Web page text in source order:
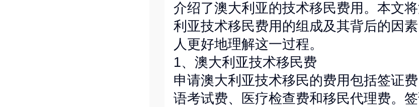
介绍了澳大利亚的技术移民费用。本文
利亚技术移民费用的组成及其背后的因
人更好地理解这一过程。
1、澳大利亚技术移民费
申请澳大利亚技术移民的费用包括签证
语考试费、医疗检查费和移民代理费。